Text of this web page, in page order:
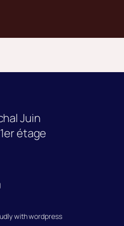
Juin
étage
with wordpress